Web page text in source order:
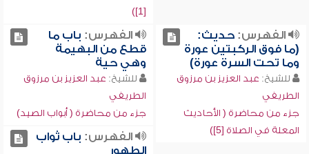
[1])
الفهرس:حديث:
(ما فوق الركبتين عورة
وما تحت السرة عورة)
للشيخ: عبد العزيز بن مرزوق
الطريفي
جزء من محاضرة ( الأحاديث
المعلة في الصلاة [5])
الفهرس: باب ما
قطع من البهيمة
وهي حية
للشيخ: عبد العزيز بن مرزوق
الطريفي
جزء من محاضرة ( أبواب الصيد)
الفهرس: باب ثواب
الطهور